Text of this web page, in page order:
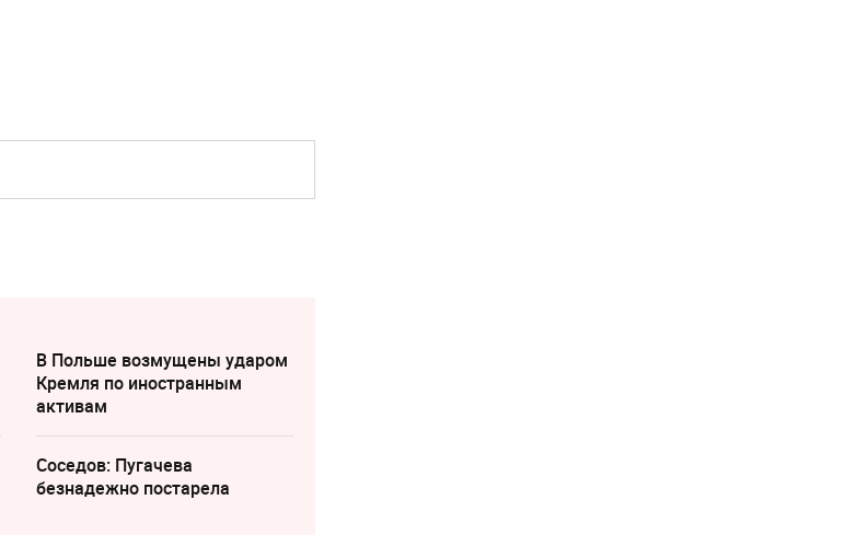
В Польше возмущены ударом
Кремля по иностранным
активам
Соседов: Пугачева
безнадежно постарела